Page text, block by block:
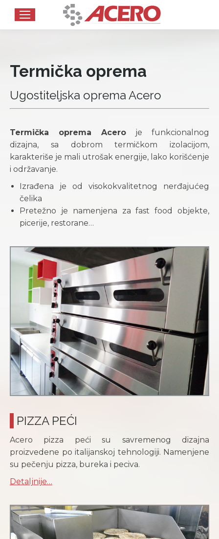
Termička oprema
Ugostiteljska oprema Acero
Termička oprema Acero je funkcionalnog
dizajna, sa dobrom termičkom izolacijom,
karakteriše je mali utrošak energije, lako korišćenje
i održavanje.
Izrađena je od visokokvalitetnog nerđajućeg
čelika
Pretežno je namenjena za fast food objekte,
picerije, restorane…
PIZZA PEĆI
Acero pizza peći su savremenog dizajna
proizvedene po italijanskoj tehnologiji. Namenjene
su pečenju pizza, bureka i peciva.
Detaljnije…